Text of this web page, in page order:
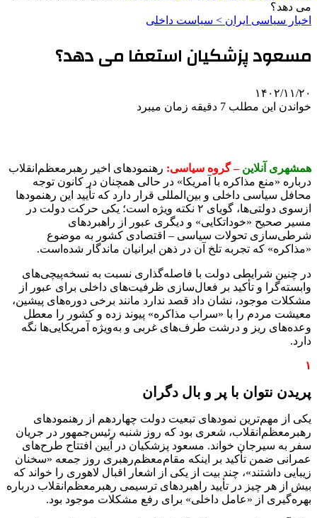
می دهد؟
اخبار سیاسی ایران > سیاست داخلی
مسعود پزشکیان استعفا می دهد؟
۱۴۰۲/۱۱/۲۰
خواندن این مطلب 7 دقیقه زمان میبرد
همشهری آنلاین – گروه سیاسی: رهنمودهای اخیر رهبرمعظم‌انقلاب
درباره «منع مذاکره با آمریکا» در حالی همچنان در کانون توجه
محافل سیاسی داخلی و بین‌المللی قرار دارد که تأیید این رهنمودها
ازسوی دولتی‌ها، گویای ۲ نکته ویژه است؛ یکی حرکت دولت در
مسیر صحیح «خوداتکایی» و دیگری عبور از راهبردهای
شرطی‌سازی تحولات سیاسی – اقتصادی کشور به موضوع
«مذاکره» که تجربه تلخ آن در ذهن ایرانیان ماندگار شده‌است.
در چنین شرایطی دولت با فاصله‌گذاری نسبت به نسخه‌پیچی‌های
وابسته‌گرا و تأکید بر فعال‌سازی ظرفیت‌های داخلی برای عبور از
مشکلات موجود، نشان داد قصد ندارد مانند برخی دوره‌های پیشین،
معیشت مردم را با «سراب مذاکره» پیوند زده و کشور را معطل
وعده‌های ریز و درشت طرف‌های غربی و به‌ویژه آمریکایی‌ها نگه
دارد.
۱
پریدن نتوان با پر و بال دگران
یکی از مهم‌ترین نمودهای تبعیت دولت چهاردهم از رهنمودهای
رهبرمعظم‌انقلاب، شعری بود که روز شنبه رئیس‌جمهور در جریان
سفر به سیرجان خواند. مسعود پزشکیان در آیین افتتاح طرح‌های
عمرانی ضمن تأکید بر اینکه مقام‌معظم‌رهبری روز جمعه «سخنان
زیبایی داشتند»، چند بیت از یکی از اشعار اقبال لاهوری را خواند که
بیش از هر چیز در تأیید راهبردهای ترسیمی رهبرمعظم‌انقلاب درباره
بهره‌گیری از «عامل داخلی» برای رفع مشکلات موجود بود.